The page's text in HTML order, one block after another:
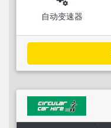
自动变速器